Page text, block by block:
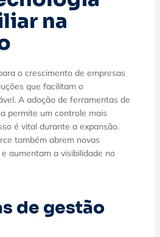
na
o crescimento de empresas
que facilitam o
A adoção de ferramentas de
permite um controle mais
é vital durante a expansão.
também abrem novas
aumentam a visibilidade no
de gestão